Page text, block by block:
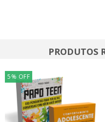
PRODUTOS
5% OFF